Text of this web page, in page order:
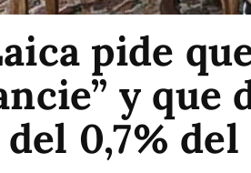
pide
y que
0,7% del